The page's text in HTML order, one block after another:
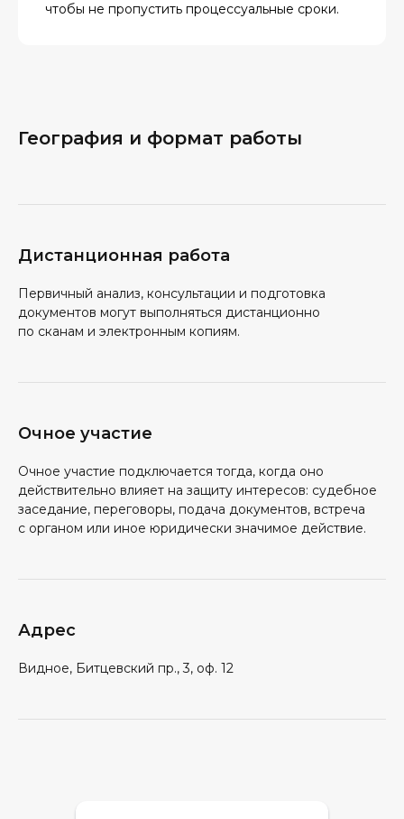
чтобы не пропустить процессуальные сроки.
География и формат работы
Дистанционная работа
Первичный анализ, консультации и подготовка
документов могут выполняться дистанционно
по сканам и электронным копиям.
Очное участие
Очное участие подключается тогда, когда оно
действительно влияет на защиту интересов: судебное
заседание, переговоры, подача документов, встреча
с органом или иное юридически значимое действие.
Адрес
Видное, Битцевский пр., 3, оф. 12